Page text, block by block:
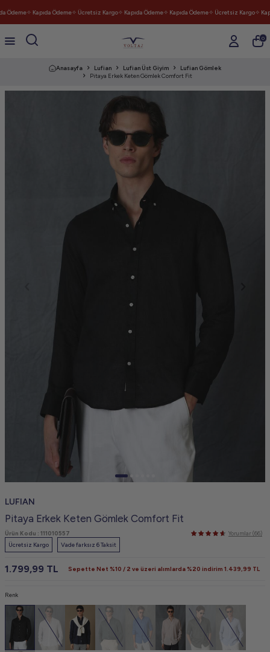
Ödeme✧ Kapıda Ödeme✧ Ücretsiz Kargo✧ Kapıda Ödeme✧ Kapıda Ödeme✧ Ücretsiz Kargo✧
0
Anasayfa Lufian Lufian Üst Giyim
Lufian Gömlek
Pitaya Erkek Keten Gömlek Comfort Fit
LUFIAN
Pitaya Erkek Keten Gömlek Comfort Fit
Ürün Kodu : 111010557
Yorumlar (66)
Ücretsiz Kargo
Vade farksız 6 Taksit
1.799,99 TL Sepette Net %10 / 2 ve üzeri alımlarda %20 indirim 1.439,99 TL
Renk